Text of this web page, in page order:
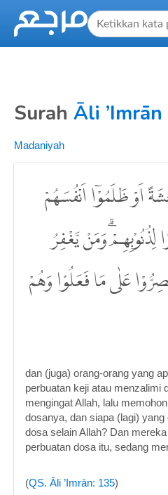
Surah Āli ’Imrān
Madaniyah
اَوْ ظَلَمُوْٓا اَنْفُسَهُمْ
لِذُنُوْبِهِمْۗ وَمَنْ يَّغْفِرُ
عَلٰى مَا فَعَلُوْا وَهُمْ
dan (juga) orang-orang yang
perbuatan keji atau menzalimi
mengingat Allah, lalu
dosanya, dan siapa (lagi)
dosa selain Allah? Dan
perbuatan dosa itu, sedang
(QS. Āli ’Imrān: 135)